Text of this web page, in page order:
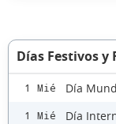
Días Festivos y
1 Mié Día
1 Mié Día